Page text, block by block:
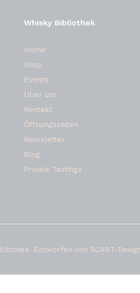
Whisky Bibliothek
Home
Shop
Events
Über uns
Kontakt
Öffnungszeiten
Newsletter
Blog
Private Tastings
Entworfen von SCART-